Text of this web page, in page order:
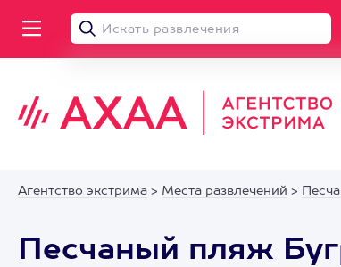
Агентство экстрима > Места развлечений >
Песчаный пляж